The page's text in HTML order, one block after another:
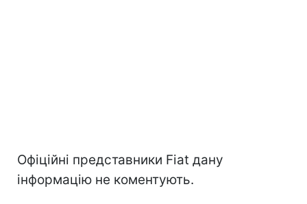
Офіційні представники Fiat дану
інформацію не коментують.